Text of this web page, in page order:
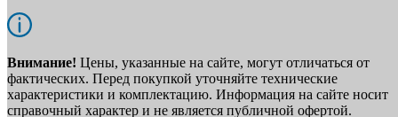
Внимание! Цены, указанные на сайте, могут отличаться от
фактических. Перед покупкой уточняйте технические
характеристики и комплектацию. Информация на сайте носит
справочный характер и не является публичной офертой.